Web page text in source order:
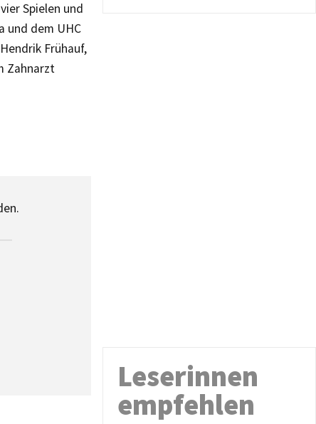
Spielen und
und dem UHC
Frühauf,
Zahnarzt
Leserinnen
empfehlen